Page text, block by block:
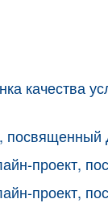
качества
посвященный
проект,
проект,